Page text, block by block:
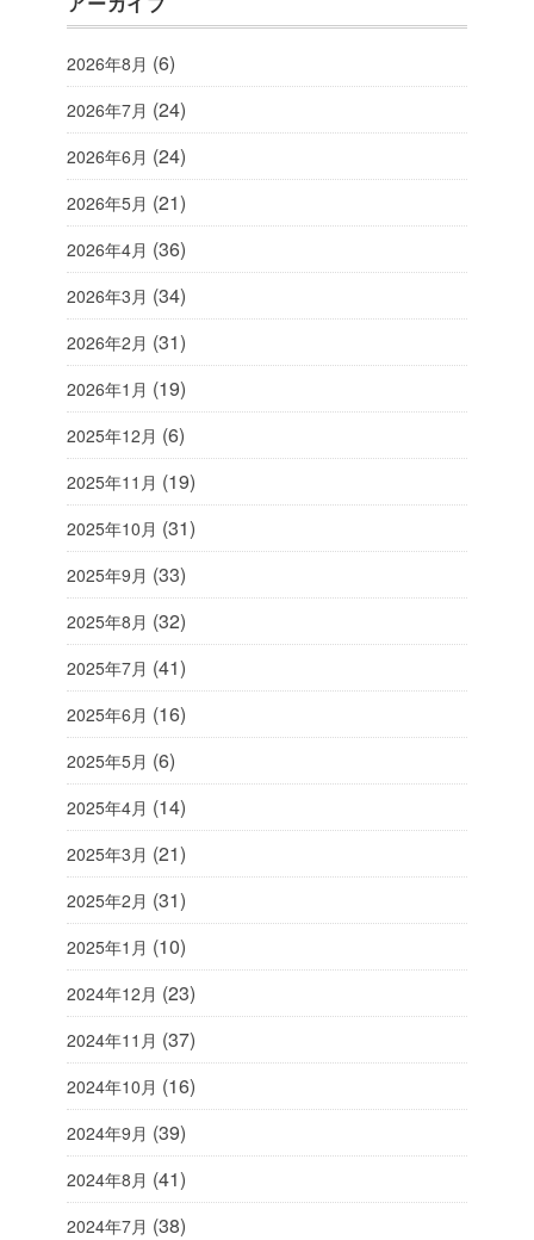
2026年8月 (6)
2026年7月 (24)
2026年6月 (24)
2026年5月 (21)
2026年4月 (36)
2026年3月 (34)
2026年2月 (31)
2026年1月 (19)
2025年12月 (6)
2025年11月 (19)
2025年10月 (31)
2025年9月 (33)
2025年8月 (32)
2025年7月 (41)
2025年6月 (16)
2025年5月 (6)
2025年4月 (14)
2025年3月 (21)
2025年2月 (31)
2025年1月 (10)
2024年12月 (23)
2024年11月 (37)
2024年10月 (16)
2024年9月 (39)
2024年8月 (41)
2024年7月 (38)